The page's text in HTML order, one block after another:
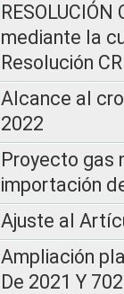
mediante la
Resolución
Alcance al
2022
Proyecto gas
importación
Ajuste al
Ampliación
De 2021 Y